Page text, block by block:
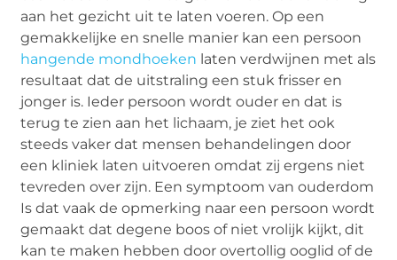
aan het gezicht uit te laten voeren. Op een
gemakkelijke en snelle manier kan een persoon
hangende mondhoeken laten verdwijnen met als
resultaat dat de uitstraling een stuk frisser en
jonger is. Ieder persoon wordt ouder en dat is
terug te zien aan het lichaam, je ziet het ook
steeds vaker dat mensen behandelingen door
een kliniek laten uitvoeren omdat zij ergens niet
tevreden over zijn. Een symptoom van ouderdom
Is dat vaak de opmerking naar een persoon wordt
gemaakt dat degene boos of niet vrolijk kijkt, dit
kan te maken hebben door overtollig ooglid of de